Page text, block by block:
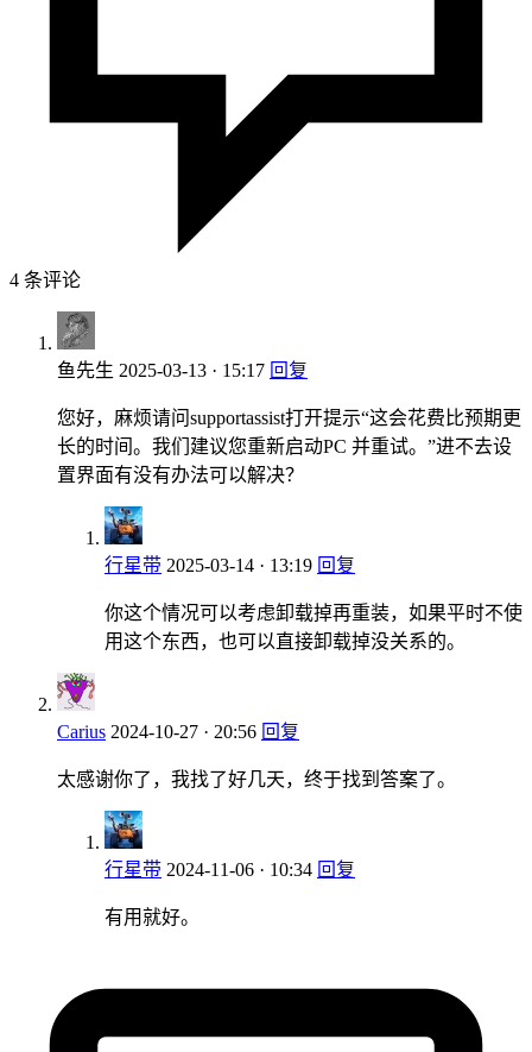
4 条评论
鱼先生 2025-03-13 · 15:17 回复
您好，麻烦请问supportassist打开提示“这会花费比预期更
长的时间。我们建议您重新启动PC 并重试。”进不去设
置界面有没有办法可以解决？
行星带 2025-03-14 · 13:19 回复
你这个情况可以考虑卸载掉再重装，如果平时不使
用这个东西，也可以直接卸载掉没关系的。
Carius 2024-10-27 · 20:56 回复
太感谢你了，我找了好几天，终于找到答案了。
行星带 2024-11-06 · 10:34 回复
有用就好。